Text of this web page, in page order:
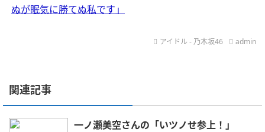
ぬが眠気に勝てぬ私です」
アイドル - 乃木坂46 admin
関連記事
一ノ瀬美空さんの「いツノせ参上！」